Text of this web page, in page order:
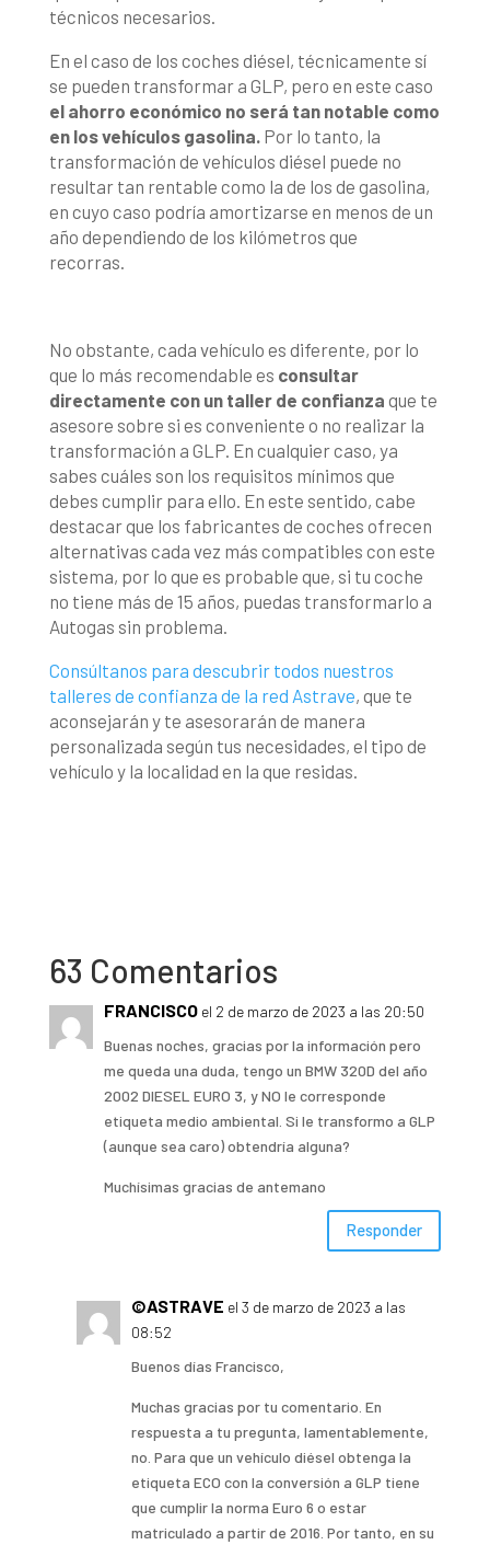
técnicos necesarios.
En el caso de los coches diésel, técnicamente sí
se pueden transformar a GLP, pero en este caso
el ahorro económico no será tan notable como
en los vehículos gasolina. Por lo tanto, la
transformación de vehículos diésel puede no
resultar tan rentable como la de los de gasolina,
en cuyo caso podría amortizarse en menos de un
año dependiendo de los kilómetros que
recorras.
No obstante, cada vehículo es diferente, por lo
que lo más recomendable es consultar
directamente con un taller de confianza que te
asesore sobre si es conveniente o no realizar la
transformación a GLP. En cualquier caso, ya
sabes cuáles son los requisitos mínimos que
debes cumplir para ello. En este sentido, cabe
destacar que los fabricantes de coches ofrecen
alternativas cada vez más compatibles con este
sistema, por lo que es probable que, si tu coche
no tiene más de 15 años, puedas transformarlo a
Autogas sin problema.
Consúltanos para descubrir todos nuestros
talleres de confianza de la red Astrave, que te
aconsejarán y te asesorarán de manera
personalizada según tus necesidades, el tipo de
vehículo y la localidad en la que residas.
63 Comentarios
FRANCISCO el 2 de marzo de 2023 a las 20:50
Buenas noches, gracias por la información pero
me queda una duda, tengo un BMW 320D del año
2002 DIESEL EURO 3, y NO le corresponde
etiqueta medio ambiental. Si le transformo a GLP
(aunque sea caro) obtendría alguna?
Muchísimas gracias de antemano
Responder
©ASTRAVE el 3 de marzo de 2023 a las
08:52
Buenos días Francisco,
Muchas gracias por tu comentario. En
respuesta a tu pregunta, lamentablemente,
no. Para que un vehículo diésel obtenga la
etiqueta ECO con la conversión a GLP tiene
que cumplir la norma Euro 6 o estar
matriculado a partir de 2016. Por tanto, en su